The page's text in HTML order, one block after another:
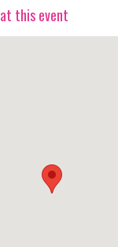
this event